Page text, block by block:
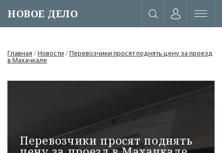
НОВОЕ ДЕЛО
Главная /Новости /Перевозчики просят поднять цену за проезд
в Махачкале
Перевозчики просят поднять